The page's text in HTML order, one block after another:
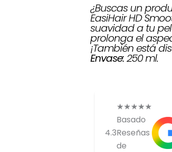
¿Buscas un
EasiHair HD
suavidad a tu
prolonga el
¡También está
Envase:250 ml.
4.3
★★★★★
Basado
Reseñas
de